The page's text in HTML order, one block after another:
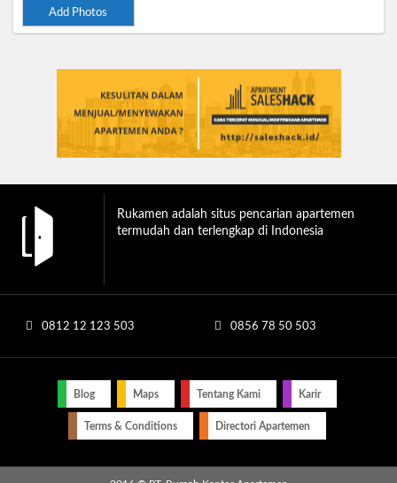
Add Photos
Rukamen adalah situs pencarian apartemen
termudah dan terlengkap di Indonesia
0812 12 123 503 0856 78 50 503
Blog Maps Tentang Kami Karir
Terms & Conditions Directori Apartemen